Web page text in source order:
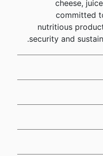
cheese,
committed
nutritious
security and